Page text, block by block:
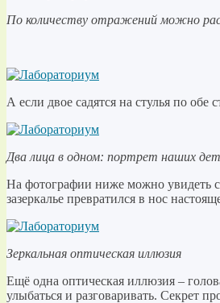
По количеству отражений можно
А если двое садятся на стулья по обе
Два лица в одном: портрет наших
На фотографии ниже можно увидеть
зазеркалье превратился в нос
Зеркальная оптическая иллюзия
Ещё одна оптическая иллюзия –
улыбаться и разговаривать. Секрет